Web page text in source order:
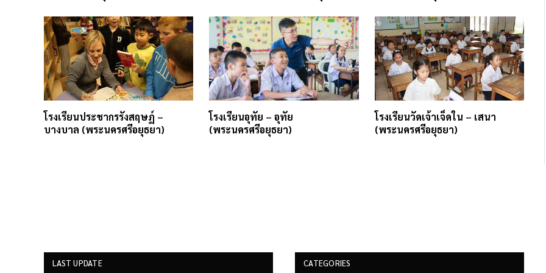
โรงเรียนประชากรรังสฤษฏ์ –
บางบาล (พระนครศรีอยุธยา)
โรงเรียนอุทัย – อุทัย
(พระนครศรีอยุธยา)
โรงเรียนวัดเจ้าเจ็ดใน – เสนา
(พระนครศรีอยุธยา)
LAST UPDATE CATEGORIES